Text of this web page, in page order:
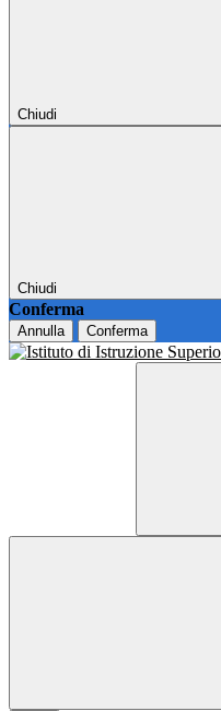
Chiudi
Chiudi
Conferma
Annulla Conferma